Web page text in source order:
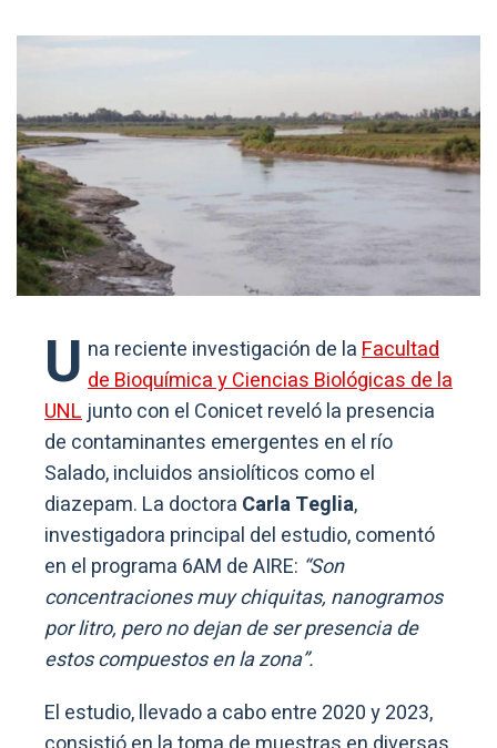
U na reciente investigación de laFacultad
de Bioquímica y Ciencias Biológicas de la
UNL junto con el Conicet reveló la presencia
de contaminantes emergentes en el río
Salado, incluidos ansiolíticos como el
diazepam. La doctora Carla Teglia,
investigadora principal del estudio, comentó
en el programa 6AM de AIRE: “Son
concentraciones muy chiquitas, nanogramos
por litro, pero no dejan de ser presencia de
estos compuestos en la zona”.
El estudio, llevado a cabo entre 2020 y 2023,